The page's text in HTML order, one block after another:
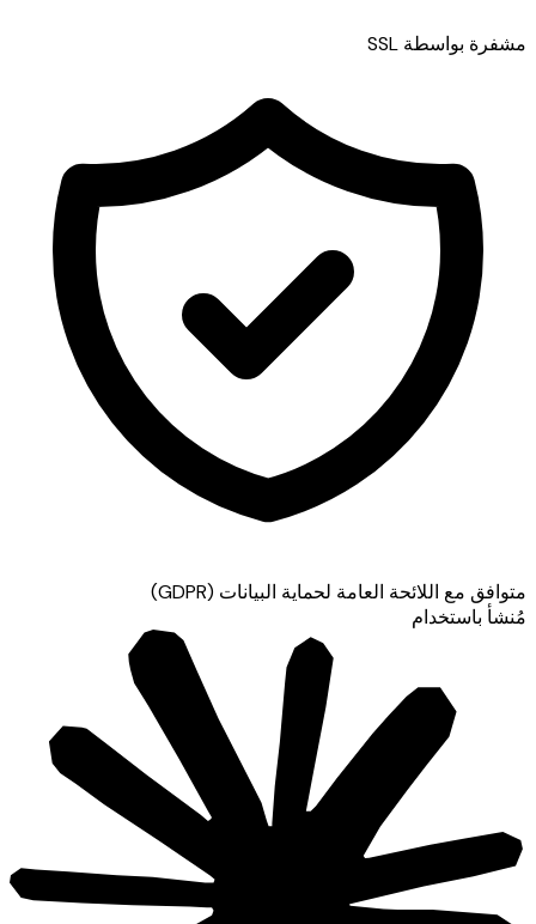
مشفرة بواسطة SSL
متوافق مع اللائحة العامة لحماية البيانات (GDPR)
مُنشأ باستخدام